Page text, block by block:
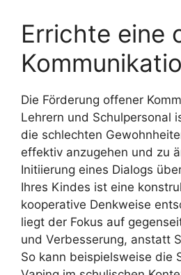
Errichte eine
Die Förderung offener
Lehrern und Schulpersonal
die schlechten
effektiv anzugehen und zu
Initiierung eines Dialogs
Ihres Kindes ist eine
kooperative Denkweise
liegt der Fokus auf
und Verbesserung, anstatt
So kann beispielsweise die